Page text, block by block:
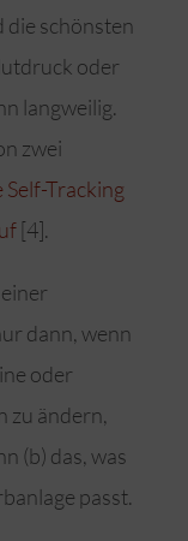
die schönsten
oder
langweilig.
zwei
Self-Tracking
[4].
dann, wenn
oder
zu ändern,
(b) das, was
passt.